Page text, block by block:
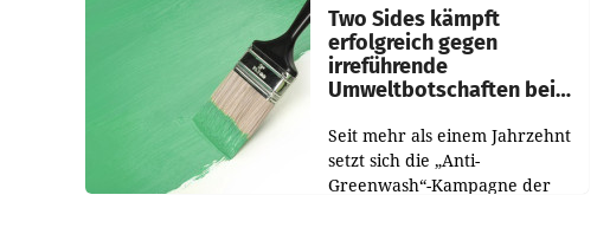
betreut Kundinnen und
Kunden in den Bereichen
Two Sides kämpft
erfolgreich gegen
irreführende
Umweltbotschaften beim
Seit mehr als einem Jahrzehnt
setzt sich die „Anti-
Greenwash“-Kampagne der